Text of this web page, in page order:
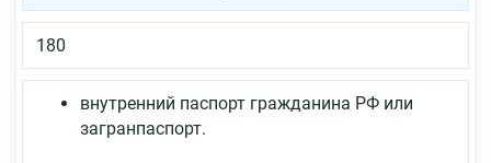
180
внутренний паспорт гражданина РФ или
загранпаспорт.